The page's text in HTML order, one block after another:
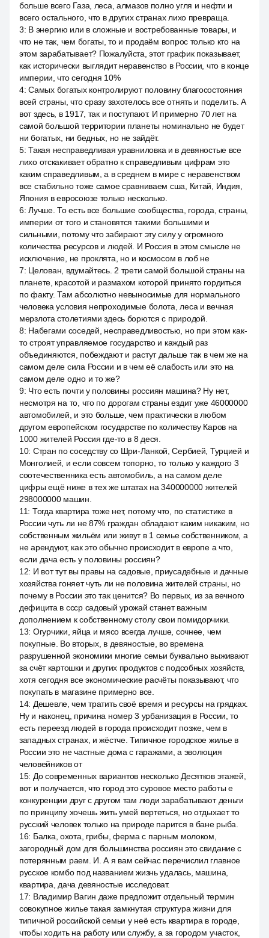
больше всего Газа, леса, алмазов полно угля и нефти и
всего остального, что в других странах лихо превраща.
3: В энергию или в сложные и востребованные товары, и
что не так, чем богаты, то и продаём вопрос только кто на
этом зарабатывает? Пожалуйста, этот график показывает,
как исторически выглядит неравенство в России, что в конце
империи, что сегодня 10%
4:Самых богатых контролируют половину благосостояния
всей страны, что сразу захотелось все отнять и поделить. А
вот здесь, в 1917, так и поступают. И примерно 70 лет на
самой большой территории планеты номинально не будет
ни богатых, ни бедных, но не зайдёт.
5:Такая несправедливая уравниловка и в девяностые все
лихо отскакивает обратно к справедливым цифрам это
каким справедливым, а в среднем в мире с неравенством
все стабильно тоже самое сравниваем сша, Китай, Индия,
Япония в евросоюзе только несколько.
6:Лучше. То есть все большие сообщества, города, страны,
империи от того и становятся такими большими и
сильными, потому что забирают эту силу у огромного
количества ресурсов и людей. И Россия в этом смысле не
исключение, не проклята, но и космосом в лоб не
7: Целован, вдумайтесь. 2 трети самой большой страны на
планете, красотой и размахом которой принято гордиться
по факту. Там абсолютно невыносимые для нормального
человека условия непроходимые болота, леса и вечная
мерзлота столетиями здесь борются с природой.
8: Набегами соседей, несправедливостью, но при этом как-
то строят управляемое государство и каждый раз
объединяются, побеждают и растут дальше так в чем же на
самом деле сила России и в чем её слабость или это на
самом деле одно и то же?
9: Что есть почти у половины россиян машина? Ну нет,
несмотря на то, что по дорогам страны ездит уже 46000000
автомобилей, и это больше, чем практически в любом
другом европейском государстве по количеству Каров на
1000 жителей Россия где-то в 8 деся.
10: Стран по соседству со Шри-Ланкой, Сербией, Турцией и
Монголией, и если совсем топорно, то только у каждого 3
соотечественника есть автомобиль, а на самом деле
цифры ещё ниже в тех же штатах на 340000000 жителей
298000000 машин.
11: Тогда квартира тоже нет, потому что, по статистике в
России чуть ли не 87% граждан обладают каким никаким, но
собственным жильём или живут в 1 семье собственником, а
не арендуют, как это обычно происходит в европе а что,
если дача есть у половины россиян?
12: И вот тут вы правы на садовые, приусадебные и дачные
хозяйства гоняет чуть ли не половина жителей страны, но
почему в России это так ценится? Во первых, из за вечного
дефицита в ссср садовый урожай станет важным
дополнением к собственному столу свои помидорчики.
13: Огурчики, яйца и мясо всегда лучше, сочнее, чем
покупные. Во вторых, в девяностые, во времена
разрушенной экономики многие семьи буквально выживают
за счёт картошки и других продуктов с подсобных хозяйств,
хотя сегодня все экономические расчёты показывают, что
покупать в магазине примерно все.
14: Дешевле, чем тратить своё время и ресурсы на грядках.
Ну и наконец, причина номер 3 урбанизация в России, то
есть переезд людей в города происходит позже, чем в
западных странах, и жёстче. Типичное городское жилье в
России это не частные дома с гаражами, а эволюция
человейников от
15: До современных вариантов несколько Десятков этажей,
вот и получается, что город это суровое место работы e
конкуренции друг с другом там люди зарабатывают деньги
по принципу хочешь жить умей вертеться, но отдыхает то
русский человек только на природе парится в бане рыба.
16: Балка, охота, грибы, ферма с парным молоком,
загородный дом для большинства россиян это свидание с
потерянным раем. И. А я вам сейчас перечислил главное
русское комбо под названием жизнь удалась, машина,
квартира, дача девяностые исследоват.
17: Владимир Вагин даже предложит отдельный термин
совокупное жилье такая замкнутая структура жизни для
типичной российской семьи у неё есть квартира в городе,
чтобы ходить на работу или службу, а за городом участок,